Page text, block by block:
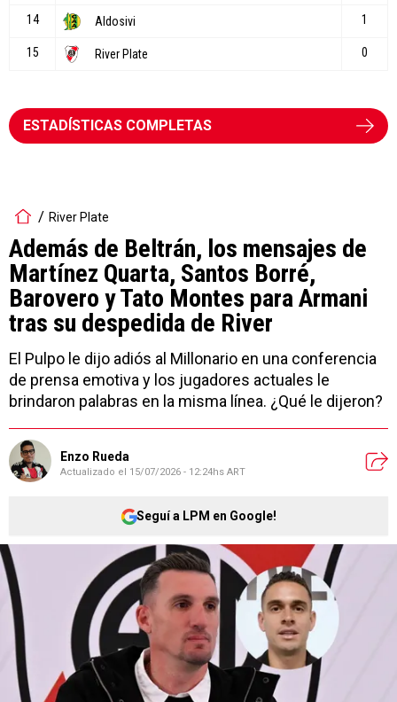
ESTADÍSTICAS COMPLETAS
River Plate
Además de Beltrán, los mensajes de
Martínez Quarta, Santos Borré,
Barovero y Tato Montes para Armani
tras su despedida de River
El Pulpo le dijo adiós al Millonario en una conferencia
de prensa emotiva y los jugadores actuales le
brindaron palabras en la misma línea. ¿Qué le dijeron?
Enzo Rueda
Actualizado el 15/07/2026 - 12:24hs ART
Seguí a LPM en Google!